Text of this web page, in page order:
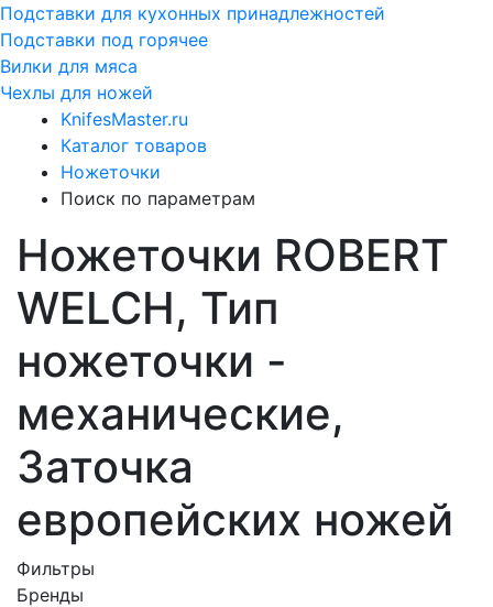
Подставки для кухонных принадлежностей
Подставки под горячее
Вилки для мяса
Чехлы для ножей
KnifesMaster.ru
Каталог товаров
Ножеточки
Поиск по параметрам
Ножеточки ROBERT
WELCH, Тип
ножеточки -
механические,
Заточка
европейских ножей
Фильтры
Бренды